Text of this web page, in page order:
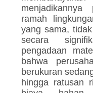
ramah
yang sama,
secara
pengadaan
bahwa
berukuran
hingga ratusan